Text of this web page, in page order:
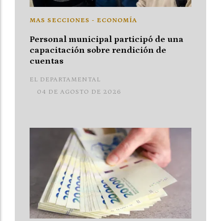
Personal municipal participó de una
capacitación sobre rendición de
cuentas
EL DEPARTAMENTAL
MAS SECCIONES - ECONOMÍA
04 DE AGOSTO DE 2026